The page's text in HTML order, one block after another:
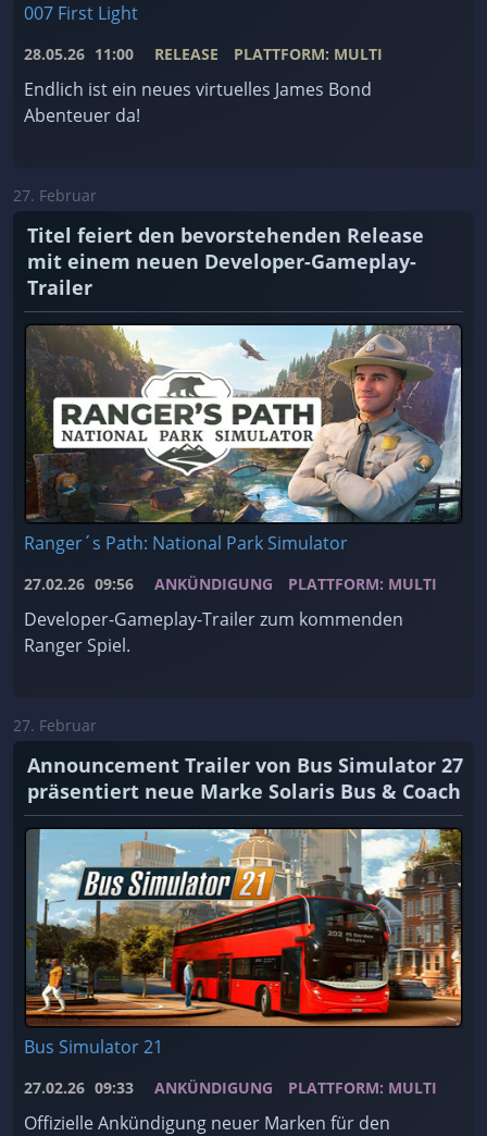
007 First Light
28.05.26 11:00 RELEASE PLATTFORM: MULTI
Endlich ist ein neues virtuelles James Bond
Abenteuer da!
27. Februar
Titel feiert den bevorstehenden Release
mit einem neuen Developer-Gameplay-
Trailer
Ranger´s Path: National Park Simulator
27.02.26 09:56 ANKÜNDIGUNG PLATTFORM: MULTI
Developer-Gameplay-Trailer zum kommenden
Ranger Spiel.
27. Februar
Announcement Trailer von Bus Simulator 27
präsentiert neue Marke Solaris Bus & Coach
Bus Simulator 21
27.02.26 09:33 ANKÜNDIGUNG PLATTFORM: MULTI
Offizielle Ankündigung neuer Marken für den